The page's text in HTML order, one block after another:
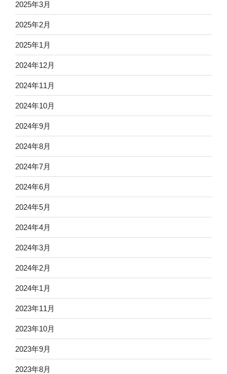
2025年3月
2025年2月
2025年1月
2024年12月
2024年11月
2024年10月
2024年9月
2024年8月
2024年7月
2024年6月
2024年5月
2024年4月
2024年3月
2024年2月
2024年1月
2023年11月
2023年10月
2023年9月
2023年8月